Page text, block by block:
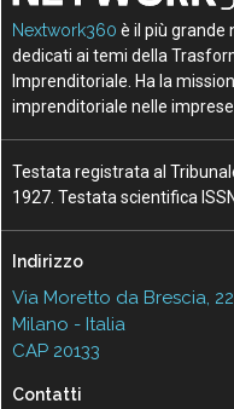
Nextwork360 è il più grande
dedicati ai temi della
Imprenditoriale. Ha la
imprenditoriale nelle
Testata registrata al
1927. Testata scientifica
Indirizzo
Via Moretto da Brescia, 22
Milano - Italia
CAP 20133
Contatti